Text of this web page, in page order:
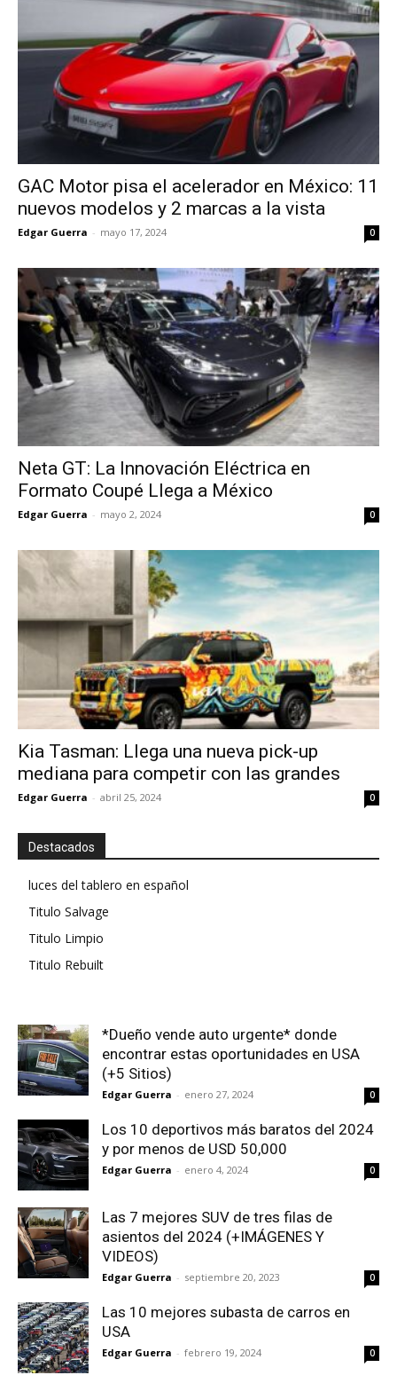
GAC Motor pisa el acelerador en México: 11
nuevos modelos y 2 marcas a la vista
Edgar Guerra - mayo 17, 2024 0
Neta GT: La Innovación Eléctrica en
Formato Coupé Llega a México
Edgar Guerra - mayo 2, 2024 0
Kia Tasman: Llega una nueva pick-up
mediana para competir con las grandes
Edgar Guerra - abril 25, 2024 0
Destacados
luces del tablero en español
Titulo Salvage
Titulo Limpio
Titulo Rebuilt
*Dueño vende auto urgente* donde
encontrar estas oportunidades en USA
(+5 Sitios)
Edgar Guerra - enero 27, 2024 0
Los 10 deportivos más baratos del 2024
y por menos de USD 50,000
Edgar Guerra - enero 4, 2024 0
Las 7 mejores SUV de tres filas de
asientos del 2024 (+IMÁGENES Y
VIDEOS)
Edgar Guerra - septiembre 20, 2023 0
Las 10 mejores subasta de carros en
USA
Edgar Guerra - febrero 19, 2024 0